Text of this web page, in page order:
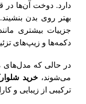
دارد. دوخت‌ آن‌ها در
بهتر روی بدن
جزییات بیشتری
دکمه‌ها و زیپ‌های
در حالی که مدل‌های
می‌شوند،خرید
ترکیبی از زیبایی و